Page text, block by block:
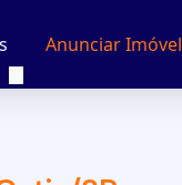
Anunciar Imóvel